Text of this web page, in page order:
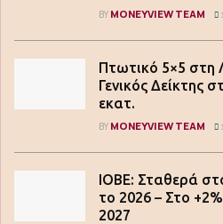
BY MONEYVIEW TEAM
Πτωτικό 5×5
Γενικός Δείκτης
εκατ.
BY MONEYVIEW TEAM
ΙΟΒΕ: Σταθερά
το 2026 – Στο
2027